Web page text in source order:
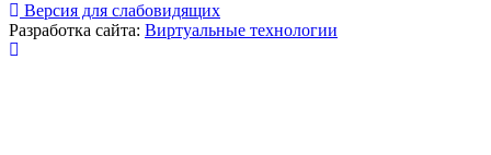
Версия для слабовидящих
Разработка сайта: Виртуальные технологии